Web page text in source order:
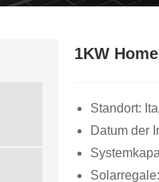
1KW
Standort:
Datum der